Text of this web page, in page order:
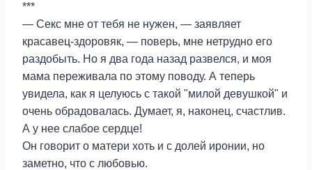
***
— Секс мне от тебя не нужен, — заявляет
красавец-здоровяк, — поверь, мне нетрудно его
раздобыть. Но я два года назад развелся, и моя
мама переживала по этому поводу. А теперь
увидела, как я целуюсь с такой "милой девушкой" и
очень обрадовалась. Думает, я, наконец, счастлив.
А у нее слабое сердце!
Он говорит о матери хоть и с долей иронии, но
заметно, что с любовью.